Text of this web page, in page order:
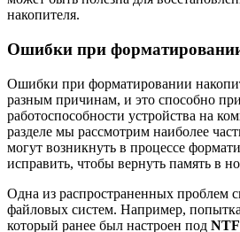
накопителя.
Ошибки при
Ошибки при форматировании
разным причинам, и это способно
работоспособности устройства на
разделе мы рассмотрим наиболее
могут возникнуть в процессе
исправить, чтобы вернуть память в
Одна из распространенных проблем
файловых систем. Например,
который ранее был настроен под